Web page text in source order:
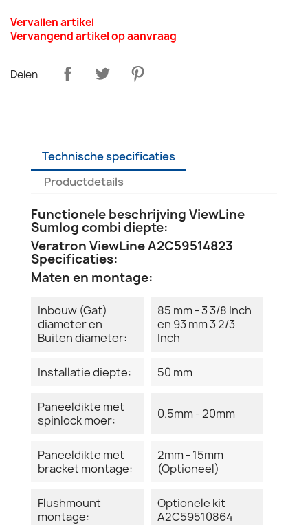
Vervallen artikel
Vervangend artikel op aanvraag
Delen
Technische specificaties
Productdetails
Functionele beschrijving ViewLine
Sumlog combi diepte:
Veratron ViewLine A2C59514823
Specificaties:
Maten en montage:
Inbouw (Gat)
diameter en
Buiten diameter:
85 mm - 3 3/8 Inch
en 93 mm 3 2/3
Inch
Installatie diepte: 50 mm
Paneeldikte met
spinlock moer:
0.5mm - 20mm
Paneeldikte met
bracket montage:
2mm - 15mm
(Optioneel)
Flushmount
montage:
Optionele kit
A2C59510864